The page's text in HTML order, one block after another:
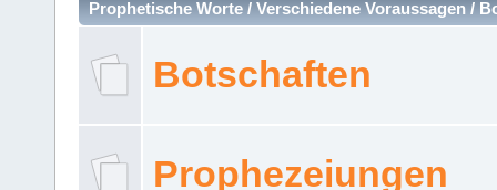
Prophetische Worte / Verschiedene Voraussagen /
Botschaften
Prophezeiungen